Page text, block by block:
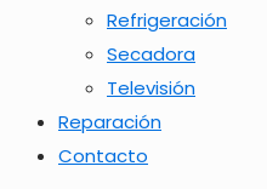
Refrigeración
Secadora
Televisión
Reparación
Contacto